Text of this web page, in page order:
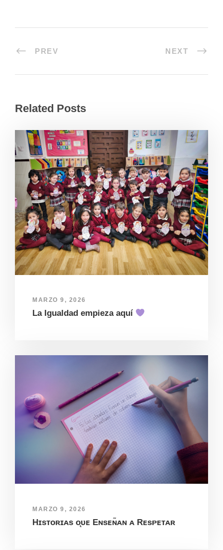
PREV NEXT
Related Posts
MARZO 9, 2026
La Igualdad empieza aquí
MARZO 9, 2026
Hɪsᴛᴏʀɪᴀs ᴏ̨ᴜᴇ Eɴsᴇɴ̃ᴀɴ ᴀ Rᴇsᴘᴇᴛᴀʀ